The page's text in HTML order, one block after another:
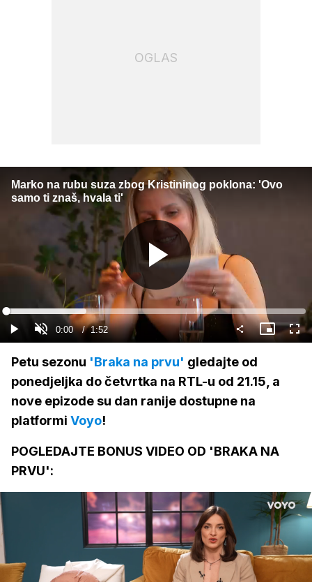
OGLAS
Marko na rubu suza zbog Kristininog poklona: 'Ovo
samo ti znaš, hvala ti'
Gledaj
GledajUpali
zvuk
Current
Time
0:00 / Duration
1:52
Loaded:
26.70%
Slika
u
Petu sezonu 'Braka na prvu' gledajte od
ponedjeljka do četvrtka na RTL-u od 21.15, a
nove epizode su dan ranije dostupne na
platformi Voyo!
POGLEDAJTE BONUS VIDEO OD 'BRAKA NA
PRVU':